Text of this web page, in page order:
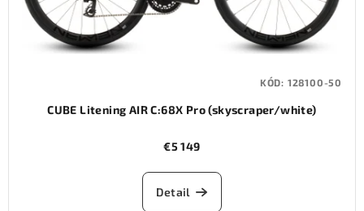
CUBE Litening AIR C:68X Pro (skyscraper/white)
€5 149
Detail
KÓD: 128100-50